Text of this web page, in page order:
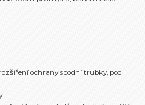
ochrany spodní trubky, pod